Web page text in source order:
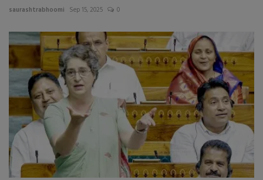
saurashtrabhoomi Sep 15, 2025 0